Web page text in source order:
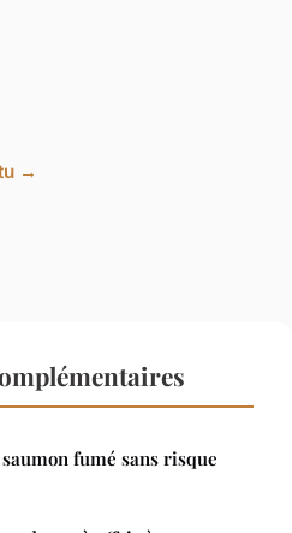
→
fumé sans risque